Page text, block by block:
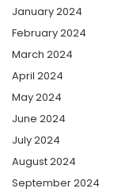
January 2024
February 2024
March 2024
April 2024
May 2024
June 2024
July 2024
August 2024
September 2024